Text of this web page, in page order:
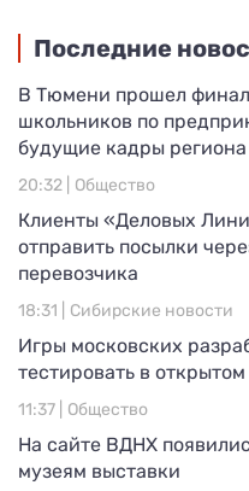
Последние
В Тюмени прошел
школьников по
будущие кадры региона
20:32 | Общество
Клиенты «Деловых
отправить посылки
перевозчика
18:31 | Сибирские новости
Игры московских
тестировать в
11:37 | Общество
На сайте ВДНХ
музеям выставки